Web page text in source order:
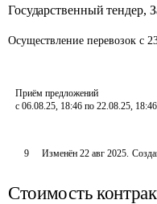
Государственный тендер,
Осуществление перевозок с
Приём предложений
с 06.08.25, 18:46 по 22.08.25, 18:46
9 Изменён 22 авг 2025.
Стоимость